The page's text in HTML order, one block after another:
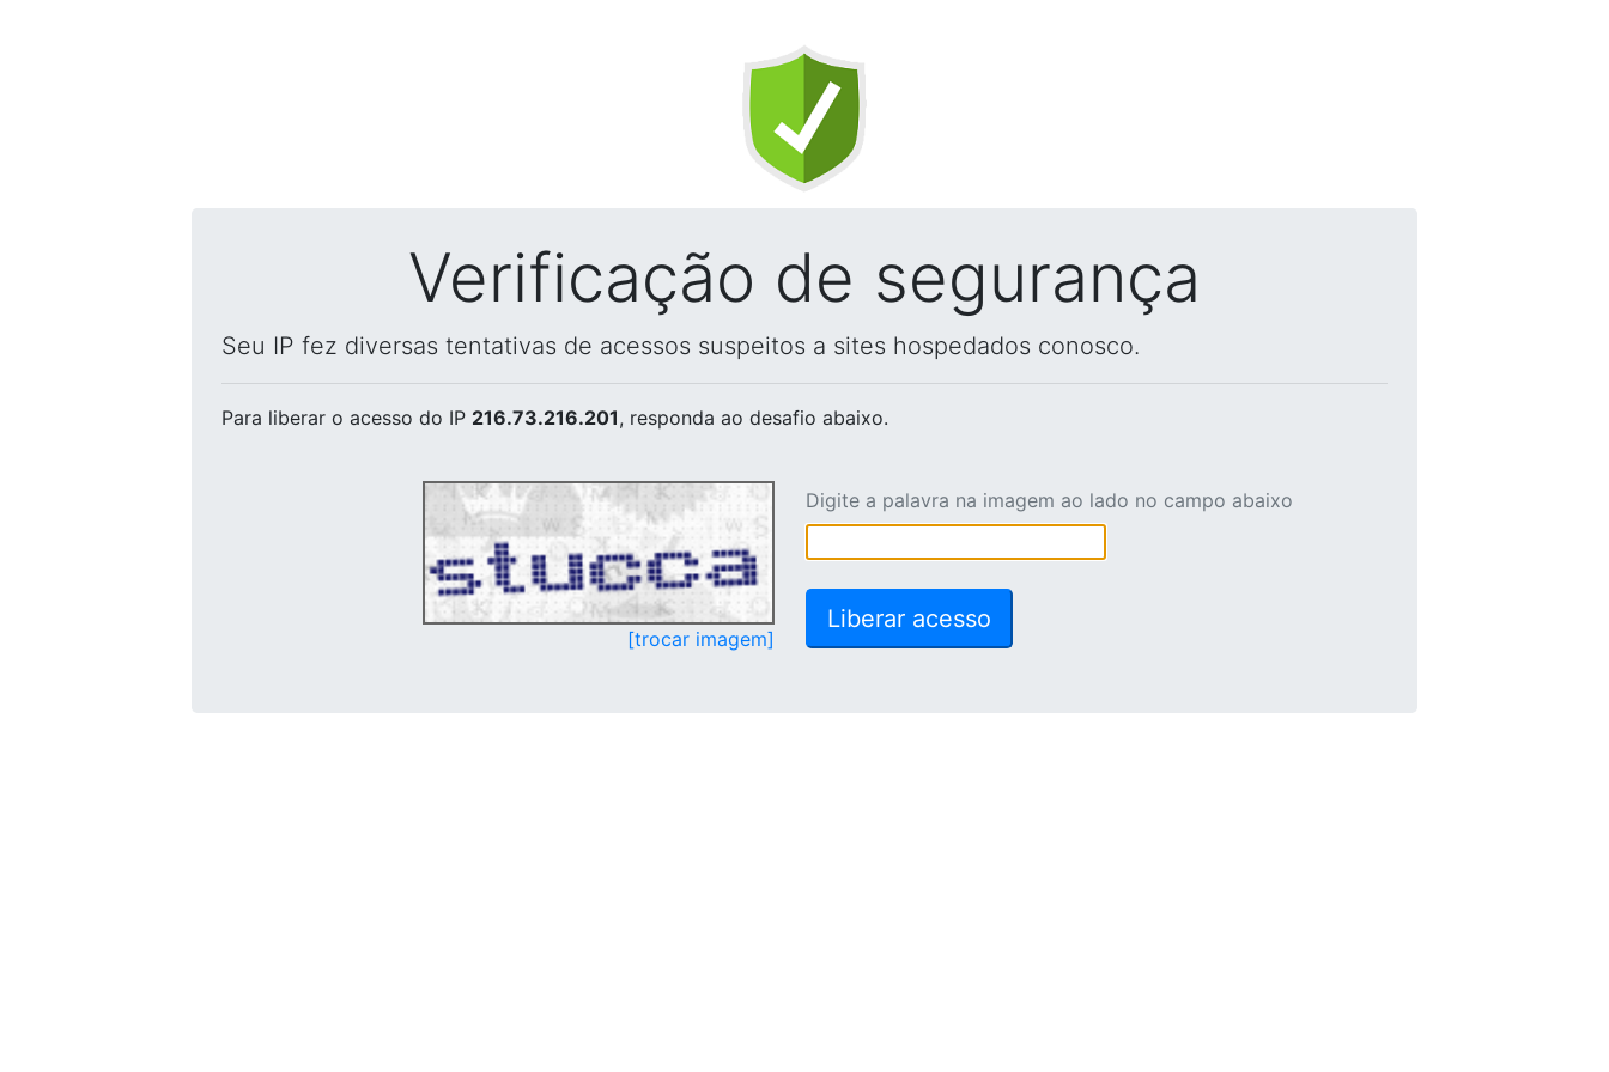
Verificação de segurança
Seu IP fez diversas tentativas de acessos suspeitos a sites hospedados conosco.
Para liberar o acesso do IP 216.73.216.201, responda ao desafio abaixo.
[trocar imagem]
Digite a palavra na imagem ao lado no campo abaixo